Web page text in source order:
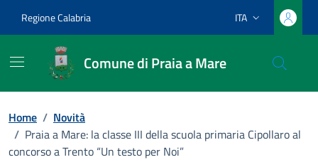
Regione Calabria Lingua attiva:
ITA
Comune di Praia a Mare
Home / Novità
/ Praia a Mare: la classe III della scuola primaria Cipollaro al
concorso a Trento “Un testo per Noi”